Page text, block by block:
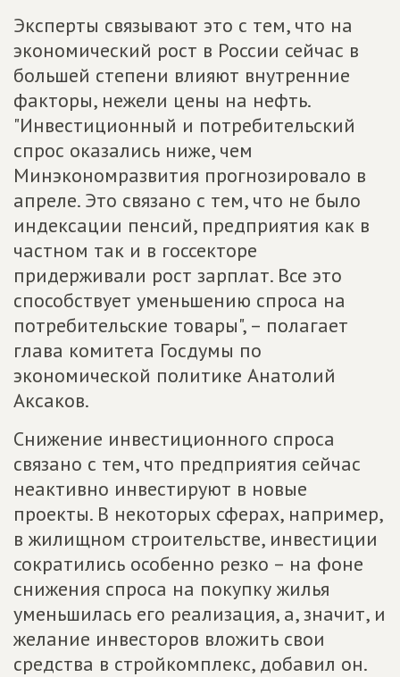
Эксперты связывают это с тем, что на
экономический рост в России сейчас в
большей степени влияют внутренние
факторы, нежели цены на нефть.
"Инвестиционный и потребительский
спрос оказались ниже, чем
Минэкономразвития прогнозировало в
апреле. Это связано с тем, что не было
индексации пенсий, предприятия как в
частном так и в госсекторе
придерживали рост зарплат. Все это
способствует уменьшению спроса на
потребительские товары", – полагает
глава комитета Госдумы по
экономической политике Анатолий
Аксаков.
Снижение инвестиционного спроса
связано с тем, что предприятия сейчас
неактивно инвестируют в новые
проекты. В некоторых сферах, например,
в жилищном строительстве, инвестиции
сократились особенно резко – на фоне
снижения спроса на покупку жилья
уменьшилась его реализация, а, значит, и
желание инвесторов вложить свои
средства в стройкомплекс, добавил он.